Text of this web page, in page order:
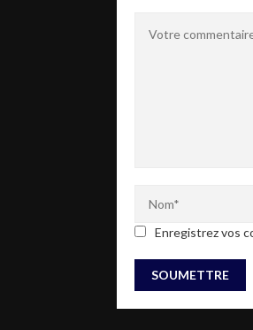
Enregistrez vos